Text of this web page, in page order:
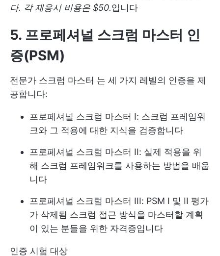
다. 각 재응시 비용은 $50.입니다
5. 프로페셔널 스크럼 마스터 인
증(PSM)
전문가 스크럼 마스터 는 세 가지 레벨의 인증을 제
공합니다:
프로페셔널 스크럼 마스터 I: 스크럼 프레임워
크와 그 적용에 대한 지식을 검증합니다
프로페셔널 스크럼 마스터 II: 실제 적용을 위
해 스크럼 프레임워크를 사용하는 방법을 배웁
니다
프로페셔널 스크럼 마스터 III: PSM I 및 II 평가
가 삭제됨 스크럼 접근 방식을 마스터할 계획
이 있는 분들을 위한 자격증입니다
인증 시험 대상